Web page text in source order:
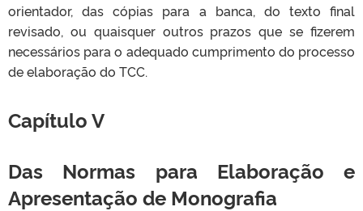
orientador, das cópias para a banca, do texto final
revisado, ou quaisquer outros prazos que se fizerem
necessários para o adequado cumprimento do processo
de elaboração do TCC.
Capítulo V
Das Normas para Elaboração e
Apresentação de Monografia